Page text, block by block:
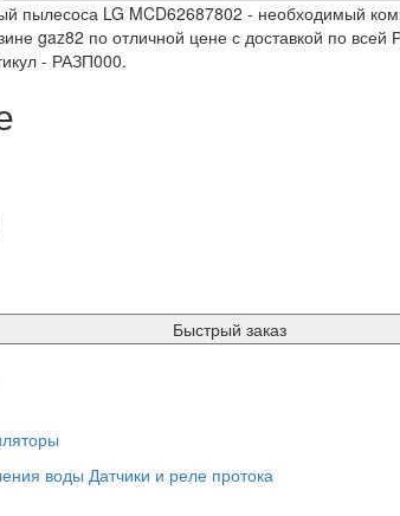
пылесоса LG MCD62687802 - необходимый
gaz82 по отличной цене с доставкой по
- РАЗП000.
Быстрый заказ
воды Датчики и реле протока